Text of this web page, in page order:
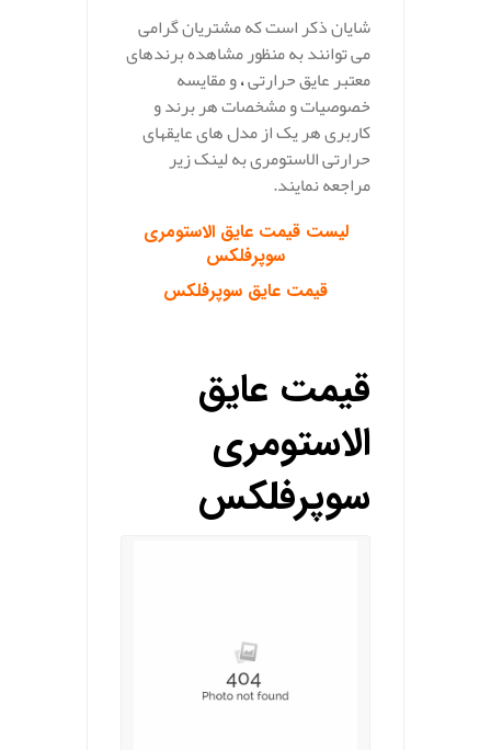
شایان ذکر است که مشتریان گرامی
می توانند به منظور مشاهده برندهای
معتبر عایق حرارتی،و مقایسه
خصوصیات و مشخصات هر برند و
کاربری هر یک از مدل های عایقهای
حرارتی الاستومری به لینک زیر
مراجعه نمایند.
لیست قیمت عایق الاستومری
سوپرفلکس
قیمت عایق سوپرفلکس
قیمت عایق
الاستومری
سوپرفلکس